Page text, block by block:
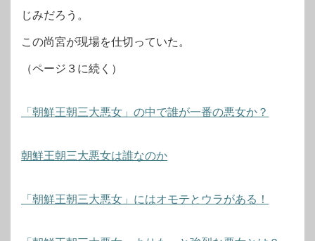
じみだろう。
この尚宮が現場を仕切っていた。
（ページ３に続く）
「朝鮮王朝三大悪女」の中で誰が一番の悪女か？
朝鮮王朝三大悪女は誰なのか
「朝鮮王朝三大悪女」にはオモテとウラがある！